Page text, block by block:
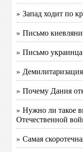
» Запад ходит по
» Письмо
» Письмо украинца
»
» Почему Дания
» Нужно ли такое
Отечественной
» Самая